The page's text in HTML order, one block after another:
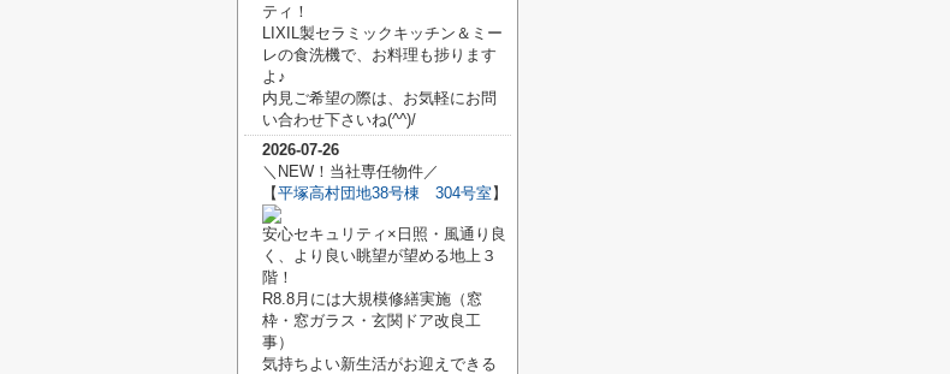
ティ！
LIXIL製セラミックキッチン＆ミー
レの食洗機で、お料理も捗ります
よ♪
内見ご希望の際は、お気軽にお問
い合わせ下さいね(^^)/
2026-07-26
＼NEW！当社専任物件／
【平塚高村団地38号棟 304号室】
安心セキュリティ×日照・風通り良
く、より良い眺望が望める地上３
階！
R8.8月には大規模修繕実施（窓
枠・窓ガラス・玄関ドア改良工
事）
気持ちよい新生活がお迎えできる